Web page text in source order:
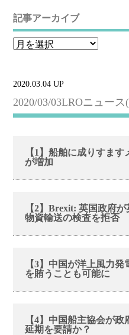
記事アーカイブ
2020.03.04 UP
2020/03/03LROニュース
【1】船舶に成りすま
が増加
【2】Brexit: 英国政府
物資輸送の検査を拒否
【3】中国が洋上風力
を賄うことも可能に
【4】中国船主協会が
延期を要請か？